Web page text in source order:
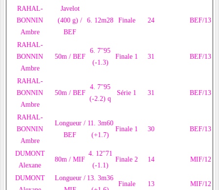
RAHAL-
BONNIN
Ambre
Javelot
(400 g) /
BEF
6. 12m28 Finale 24 BEF/13
RAHAL-
BONNIN
Ambre
50m / BEF
6. 7''95
(-1.3)
Finale 1 31 BEF/13
RAHAL-
BONNIN
Ambre
50m / BEF
4. 7''95
(-2.2) q
Série 1 31 BEF/13
RAHAL-
BONNIN
Ambre
Longueur /
BEF
11. 3m60
(+1.7)
Finale 1 30 BEF/13
DUMONT
Alexane
80m / MIF
4. 12''71
(-1.1)
Finale 2 14 MIF/12
DUMONT
Longueur / 13. 3m36
Finale 13 MIF/12